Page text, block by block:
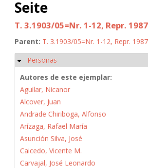
Seite
T. 3.1903/05=Nr. 1-12, Repr.
Parent: T. 3.1903/05=Nr. 1-12, Repr. 1987
Ocultar
Personas
Autores de este ejemplar:
Aguilar, Nicanor
Alcover, Juan
Andrade Chiriboga, Alfonso
Arízaga, Rafael María
Asunción Silva, José
Caicedo, Vicente M.
Carvajal, José Leonardo